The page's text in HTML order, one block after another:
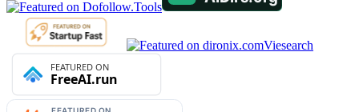
Viesearch